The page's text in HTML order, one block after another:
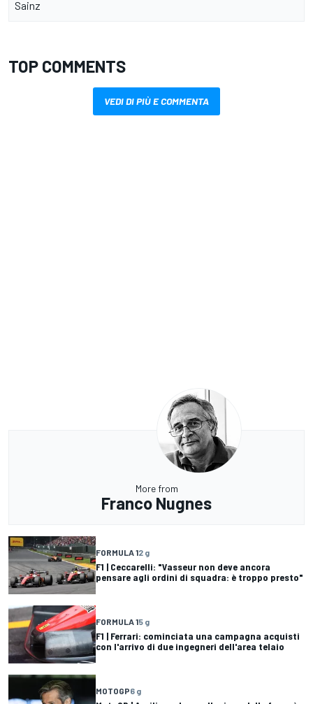
Sainz
TOP COMMENTS
VEDI DI PIÙ E COMMENTA
More from
Franco Nugnes
FORMULA 12 g
F1 | Ceccarelli: "Vasseur non deve ancora
pensare agli ordini di squadra: è troppo presto"
FORMULA 15 g
F1 | Ferrari: cominciata una campagna acquisti
con l'arrivo di due ingegneri dell'area telaio
MOTOGP6 g